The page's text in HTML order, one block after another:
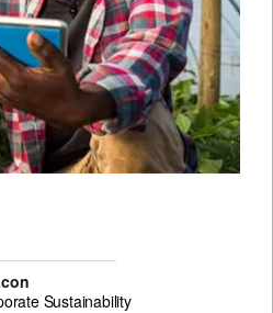
Sustainability